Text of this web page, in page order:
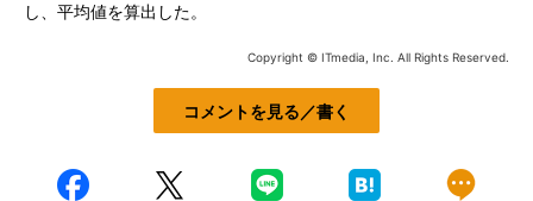
し、平均値を算出した。
Copyright © ITmedia, Inc. All Rights Reserved.
コメントを見る／書く